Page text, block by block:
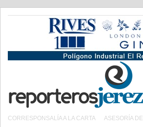
CORRESPONSALÍA A LA CARTA ASESORÍA